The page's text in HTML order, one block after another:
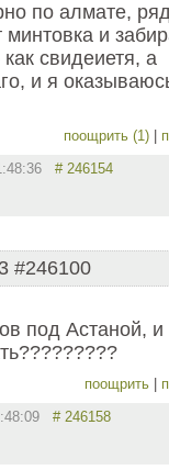
по алмате,
и
свидеиетя, а
и я
поощрить (1)
# 246154
#246100
под Астаной, и
поощрить
# 246158